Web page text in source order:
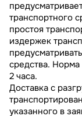
транспортного
простоя
издержек
средства. Норма
2 часа.
Доставка с
указанного в